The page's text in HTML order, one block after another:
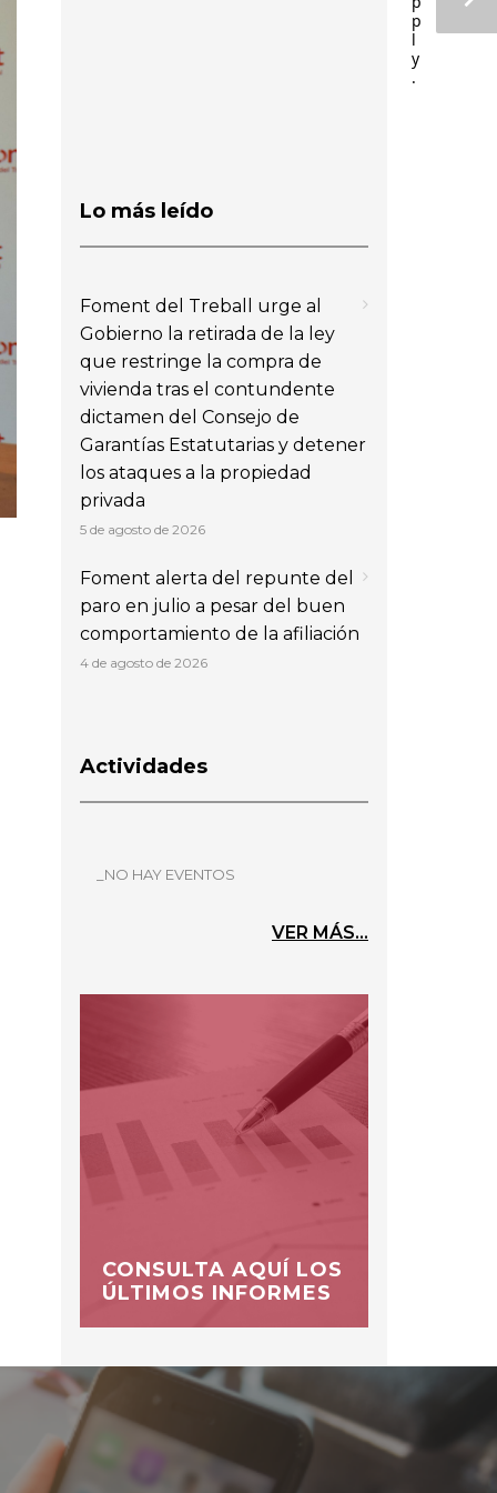
p
l
y
.
Lo más leído
Foment del Treball urge al
Gobierno la retirada de la ley
que restringe la compra de
vivienda tras el contundente
dictamen del Consejo de
Garantías Estatutarias y detener
los ataques a la propiedad
privada
5 de agosto de 2026
Foment alerta del repunte del
paro en julio a pesar del buen
comportamiento de la afiliación
4 de agosto de 2026
Actividades
_NO HAY EVENTOS
VER MÁS...
CONSULTA AQUÍ LOS
ÚLTIMOS INFORMES